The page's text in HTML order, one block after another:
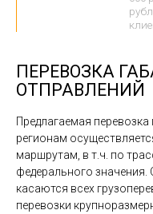
ПЕРЕВОЗКА
ОТПРАВЛЕНИЙ
Предлагаемая
регионам
маршрутам, в т.ч. по
федерального
касаются всех
перевозки